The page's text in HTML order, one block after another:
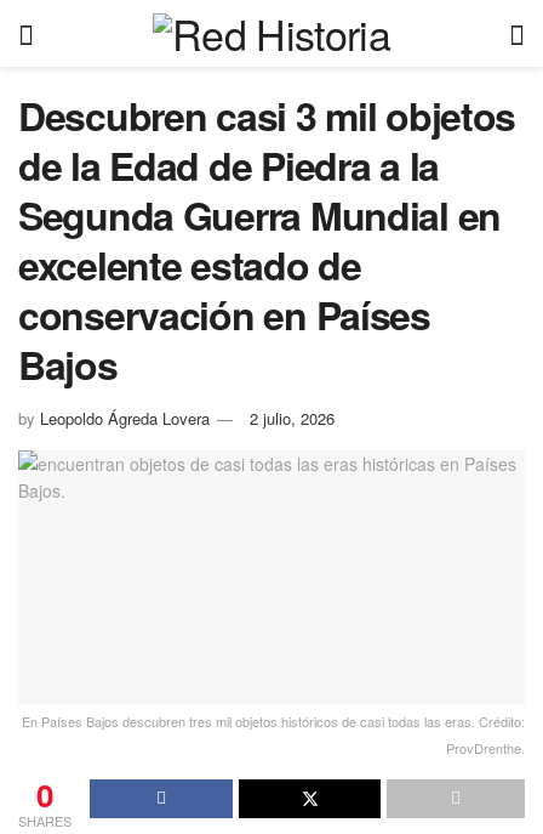
Descubren casi 3 mil objetos
de la Edad de Piedra a la
Segunda Guerra Mundial en
excelente estado de
conservación en Países
Bajos
by Leopoldo Ágreda Lovera 2 julio, 2026
En Países Bajos descubren tres mil objetos históricos de casi todas las eras. Crédito:
ProvDrenthe.
0
SHARES